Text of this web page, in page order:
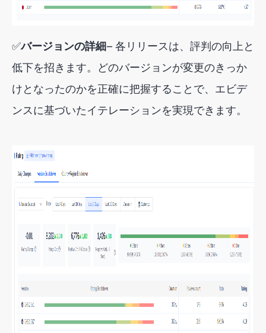
✅バージョンの詳細— 各リリースは、評判の向上と
低下を招きます。どのバージョンが変更のきっか
けとなったのかを正確に把握することで、エビデ
ンスに基づいたイテレーションを実現できます。